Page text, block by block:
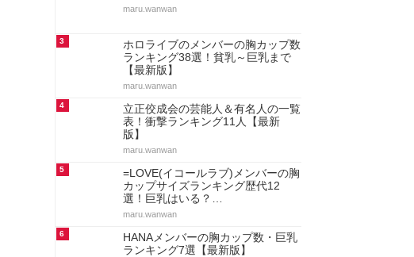
maru.wanwan
3
ホロライブのメンバーの胸カップ数
ランキング38選！貧乳～巨乳まで
【最新版】
maru.wanwan
4
立正佼成会の芸能人＆有名人の一覧
表！衝撃ランキング11人【最新
版】
maru.wanwan
5
=LOVE(イコールラブ)メンバーの胸
カップサイズランキング歴代12
選！巨乳はいる？…
maru.wanwan
6
HANAメンバーの胸カップ数・巨乳
ランキング7選【最新版】